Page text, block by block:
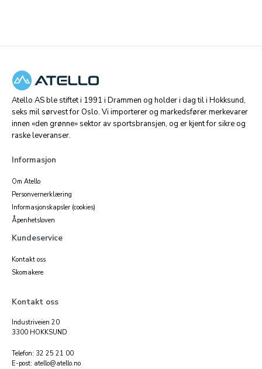
Atello AS ble stiftet i 1991 i Drammen og holder i dag til i Hokksund,
seks mil sørvest for Oslo. Vi importerer og markedsfører merkevarer
innen «den grønne» sektor av sportsbransjen, og er kjent for sikre og
raske leveranser.
Informasjon
Om Atello
Personvernerklæring
Informasjonskapsler (cookies)
Åpenhetsloven
Kundeservice
Kontakt oss
Skomakere
Kontakt oss
Industriveien 20
3300 HOKKSUND
Telefon: 32 25 21 00
E-post: atello@atello.no